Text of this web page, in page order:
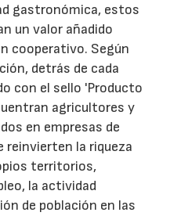
gastronómica, estos
un valor añadido
cooperativo. Según
detrás de cada
con el sello 'Producto
agricultores y
en empresas de
reinvierten la riqueza
territorios,
la actividad
de población en las